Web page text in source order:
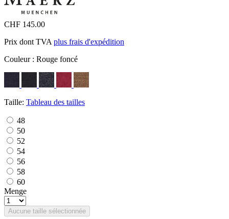
CHF 145.00
Prix dont TVA plus frais d'expédition
Couleur : Rouge foncé
Taille: Tableau des tailles
48
50
52
54
56
58
60
Menge
Aucune taille sélectionnée